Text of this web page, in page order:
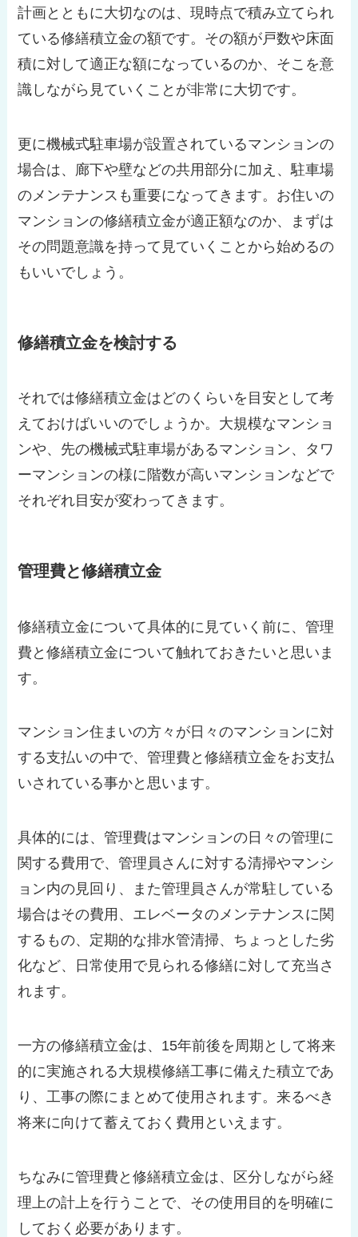
計画とともに大切なのは、現時点で積み立てられ
ている修繕積立金の額です。その額が戸数や床面
積に対して適正な額になっているのか、そこを意
識しながら見ていくことが非常に大切です。
更に機械式駐車場が設置されているマンションの
場合は、廊下や壁などの共用部分に加え、駐車場
のメンテナンスも重要になってきます。お住いの
マンションの修繕積立金が適正額なのか、まずは
その問題意識を持って見ていくことから始めるの
もいいでしょう。
修繕積立金を検討する
それでは修繕積立金はどのくらいを目安として考
えておけばいいのでしょうか。大規模なマンショ
ンや、先の機械式駐車場があるマンション、タワ
ーマンションの様に階数が高いマンションなどで
それぞれ目安が変わってきます。
管理費と修繕積立金
修繕積立金について具体的に見ていく前に、管理
費と修繕積立金について触れておきたいと思いま
す。
マンション住まいの方々が日々のマンションに対
する支払いの中で、管理費と修繕積立金をお支払
いされている事かと思います。
具体的には、管理費はマンションの日々の管理に
関する費用で、管理員さんに対する清掃やマンシ
ョン内の見回り、また管理員さんが常駐している
場合はその費用、エレベータのメンテナンスに関
するもの、定期的な排水管清掃、ちょっとした劣
化など、日常使用で見られる修繕に対して充当さ
れます。
一方の修繕積立金は、15年前後を周期として将来
的に実施される大規模修繕工事に備えた積立であ
り、工事の際にまとめて使用されます。来るべき
将来に向けて蓄えておく費用といえます。
ちなみに管理費と修繕積立金は、区分しながら経
理上の計上を行うことで、その使用目的を明確に
しておく必要があります。